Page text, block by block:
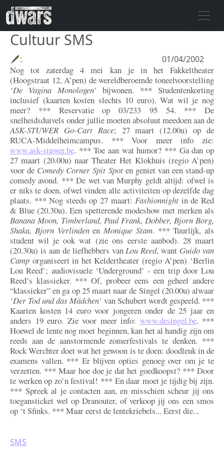
Skip to main content
Cultuur SMS
01/04/2002
🖋:
Nog tot zaterdag 4 mei kan je in het Fakkeltheater
(Hoogstraat 12, A’pen) de wereldberoemde toneelvoorstelling
‘De Vagina Monologen’ bijwonen. *** Studentenkorting
inclusief (kaarten kosten slechts 10 euro). Wat wil je nog
meer? *** Reservatie op 03/233 95 54. *** De
snelheidsduivels onder jullie moeten absoluut meedoen aan de
ASK-STUWER Go-Cart Race; 27 maart (12.00u) op de
RUCA-Middelheimcampus. *** Voor meer info zie:
www.ask-stuwer.be. *** Toe aan wat humor? *** Ga dan op
27 maart (20.00u) naar Theater Het Klokhuis (regio A’pen)
voor de Comedy Corner Spit Spoten geniet van een stand-up
comedy avond. *** De wet van Murphy geldt altijd: ofwel is
er niks te doen, ofwel vinden alle activiteiten op dezelfde dag
plaats. *** Nog steeds op 27 maart:Fashionnight in de Red
& Blue (20.30u). Een spetterende modeshow met merken als
Banana Moon, Timberland, Paul Frank, Dobber, Bjorn Borg,
Shaka, Bjorn Verlindenen Monique Stam. *** Tuurlijk, als
student wil je ook wat (zie ons eerste aanbod). 28 maart
(20.30u) is aan de liefhebbers vanLou Reed, want Guido van
Camp organiseert in het Keldertheater (regio A’pen) ‘Berlin
Lou Reed’; audiovisuele ‘Underground’ - een trip door Lou
Reed’s klassieker. *** Of, probeer eens een geheel andere
“klassieker” en ga op 25 maart naar de Singel (20.00u) alwaar
‘Der Tod und das Mädchen’ van Schubert wordt gespeeld. ***
Kaarten kosten 14 euro voor jongeren onder de 25 jaar en
anders 19 euro. Zie voor meer info: www.desingel.be. ***
Hoewel de lente nog moet beginnen, kan het al handig zijn om
reeds aan de aanstormende zomerfestivals te denken. ***
Rock Werchter doet wat het gewoon is te doen: doodleuk in de
examens vallen. *** Er blijven opties genoeg over om je te
verzetten. *** Maar hoe doe je dat het goedkoopst? *** Door
te werken op zo’n festival! *** En daar moet je tijdig bij zijn.
*** Spreek al je contacten aan, en misschien scheur jij ons
toegansticket wel op Dranouter, of verkoop jij ons een smos
op ‘t Sfinks. *** Maar eerst de lentekriebels... Eerst die...
SMS